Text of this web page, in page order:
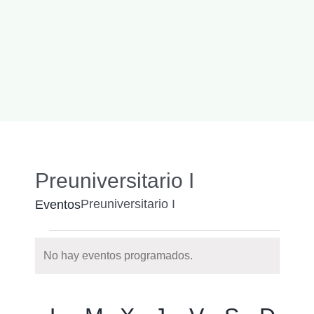
Preuniversitario I
EventosPreuniversitario I
Notice
No hay eventos programados.